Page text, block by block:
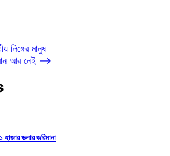
লিঙ্গের মানুষ
আর নেই ⟶
হাজার ডলার জরিমানা